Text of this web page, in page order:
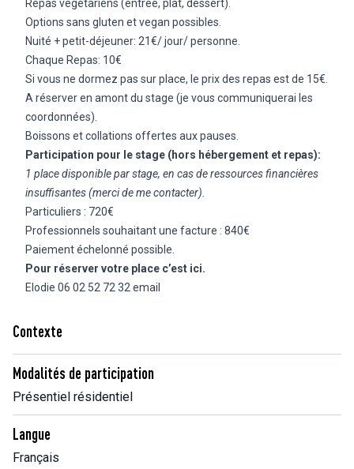
Contexte
Modalités de participation
Présentiel résidentiel
Langue
Français
Repas végétariens (entrée, plat, dessert).
Options sans gluten et vegan possibles.
Nuité + petit-déjeuner: 21€/ jour/ personne.
Chaque Repas: 10€
Si vous ne dormez pas sur place, le prix des repas est de 15€.
A réserver en amont du stage (je vous communiquerai les
coordonnées).
Boissons et collations offertes aux pauses.
Participation pour le stage (hors hébergement et repas):
1 place disponible par stage, en cas de ressources financières
insuffisantes (merci de me contacter).
Particuliers : 720€
Professionnels souhaitant une facture : 840€
Paiement échelonné possible.
Pour réserver votre place c’est ici.
Elodie 06 02 52 72 32 email